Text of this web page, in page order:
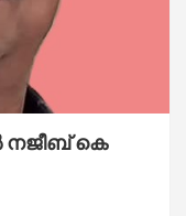
നജീബ് കെ